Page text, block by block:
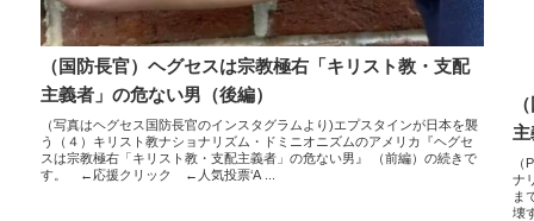
（国防長官）ヘグセスは宗教極右「キリスト教・支配
主義者」の危ない男（後編）
（写真はヘグセス国防長官のインスタグラムより)エプスタインが日本を襲
う（４）キリスト教ナショナリズム・ドミニオニズムのアメリカ『ヘグセ
スは宗教極右「キリスト教・支配主義者」の危ない男』 （前編）の続きで
す。 ←応援クリック ←人気投票‘A ...
ナ
ま
壊